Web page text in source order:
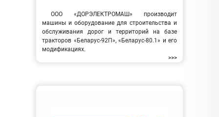
ООО «ДОРЭЛЕКТРОМАШ» производит
машины и оборудование для строительства и
обслуживания дорог и территорий на базе
тракторов «Беларус-92П», «Беларус-80.1» и его
модификациях.
>>>